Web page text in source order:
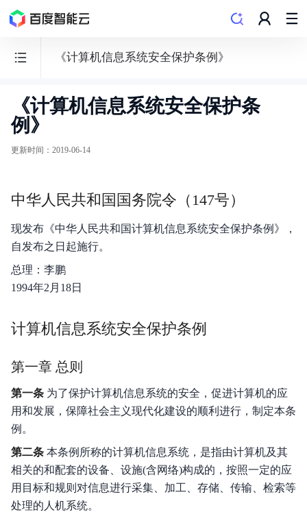
《计算机信息系统安全保护条例》
ICP
备
案
产品简介
ICP备案前准备
变更类备案相关
公安备案
二次核查
《计算机信息系统安全保护条
例》
更新时间 ： 2019-06-14
中华人民共和国国务院令（147号）
现发布《中华人民共和国计算机信息系统安全保护条例》，
自发布之日起施行。
总理：李鹏
1994年2月18日
计算机信息系统安全保护条例
第一章 总则
第一条 为了保护计算机信息系统的安全，促进计算机的应
用和发展，保障社会主义现代化建设的顺利进行，制定本条
例。
第二条 本条例所称的计算机信息系统，是指由计算机及其
相关的和配套的设备、设施(含网络)构成的，按照一定的应
用目标和规则对信息进行采集、加工、存储、传输、检索等
处理的人机系统。